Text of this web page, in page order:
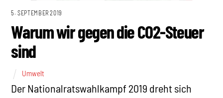
5. SEPTEMBER 2019
Warum wir gegen die CO2-Steuer
sind
Umwelt
Der Nationalratswahlkampf 2019 dreht sich